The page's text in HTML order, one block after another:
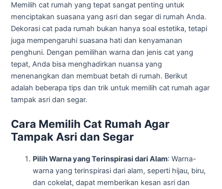
Memilih cat rumah yang tepat sangat penting untuk
menciptakan suasana yang asri dan segar di rumah Anda.
Dekorasi cat pada rumah bukan hanya soal estetika, tetapi
juga mempengaruhi suasana hati dan kenyamanan
penghuni. Dengan pemilihan warna dan jenis cat yang
tepat, Anda bisa menghadirkan nuansa yang
menenangkan dan membuat betah di rumah. Berikut
adalah beberapa tips dan trik untuk memilih cat rumah agar
tampak asri dan segar.
Cara Memilih Cat Rumah Agar
Tampak Asri dan Segar
Pilih Warna yang Terinspirasi dari Alam: Warna-
warna yang terinspirasi dari alam, seperti hijau, biru,
dan cokelat, dapat memberikan kesan asri dan